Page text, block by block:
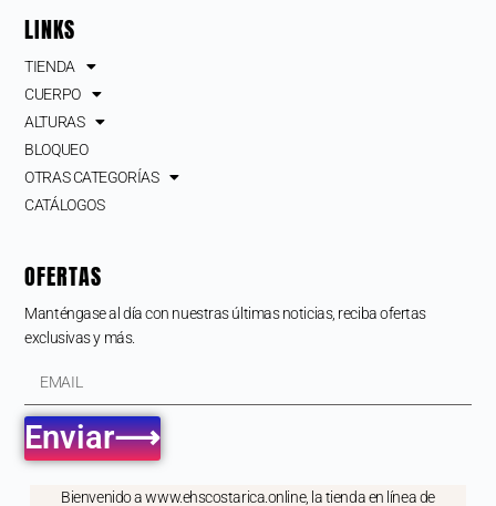
LINKS
TIENDA
CUERPO
ALTURAS
BLOQUEO
OTRAS CATEGORÍAS
CATÁLOGOS
OFERTAS
Manténgase al día con nuestras últimas noticias, reciba ofertas
exclusivas y más.
Enviar⟶
Bienvenido a www.ehscostarica.online, la tienda en línea de